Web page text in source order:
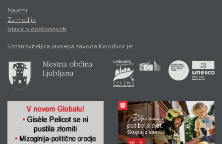
Najemi
Za medije
Izjava o dostopnosti
Ustanoviteljica javnega zavoda Kinodvor je: